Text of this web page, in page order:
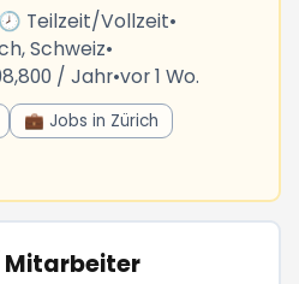
🕗 Teilzeit/Vollzeit•
Schweiz•
/ Jahr•vor 1 Wo.
💼 Jobs in Zürich